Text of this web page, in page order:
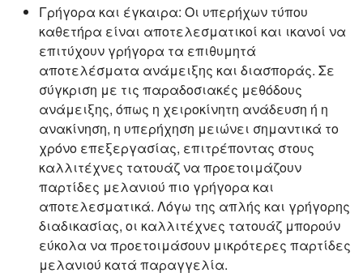
Γρήγορα και έγκαιρα: Οι υπερήχων τύπου
καθετήρα είναι αποτελεσματικοί και ικανοί να
επιτύχουν γρήγορα τα επιθυμητά
αποτελέσματα ανάμειξης και διασποράς. Σε
σύγκριση με τις παραδοσιακές μεθόδους
ανάμειξης, όπως η χειροκίνητη ανάδευση ή η
ανακίνηση, η υπερήχηση μειώνει σημαντικά το
χρόνο επεξεργασίας, επιτρέποντας στους
καλλιτέχνες τατουάζ να προετοιμάζουν
παρτίδες μελανιού πιο γρήγορα και
αποτελεσματικά. Λόγω της απλής και γρήγορης
διαδικασίας, οι καλλιτέχνες τατουάζ μπορούν
εύκολα να προετοιμάσουν μικρότερες παρτίδες
μελανιού κατά παραγγελία.